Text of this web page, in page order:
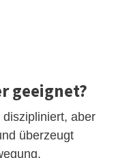
geeignet?
aber
überzeugt